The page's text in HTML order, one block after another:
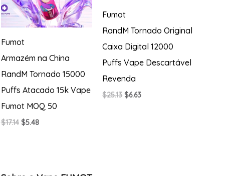
Fumot
Armazém na China
RandM Tornado 15000
Puffs Atacado 15k Vape
Fumot MOQ 50
$17.14 O
$5.48O
Fumot
RandM Tornado Original
Caixa Digital 12000
Puffs Vape Descartável
Revenda
$25.13 O
$6.63O